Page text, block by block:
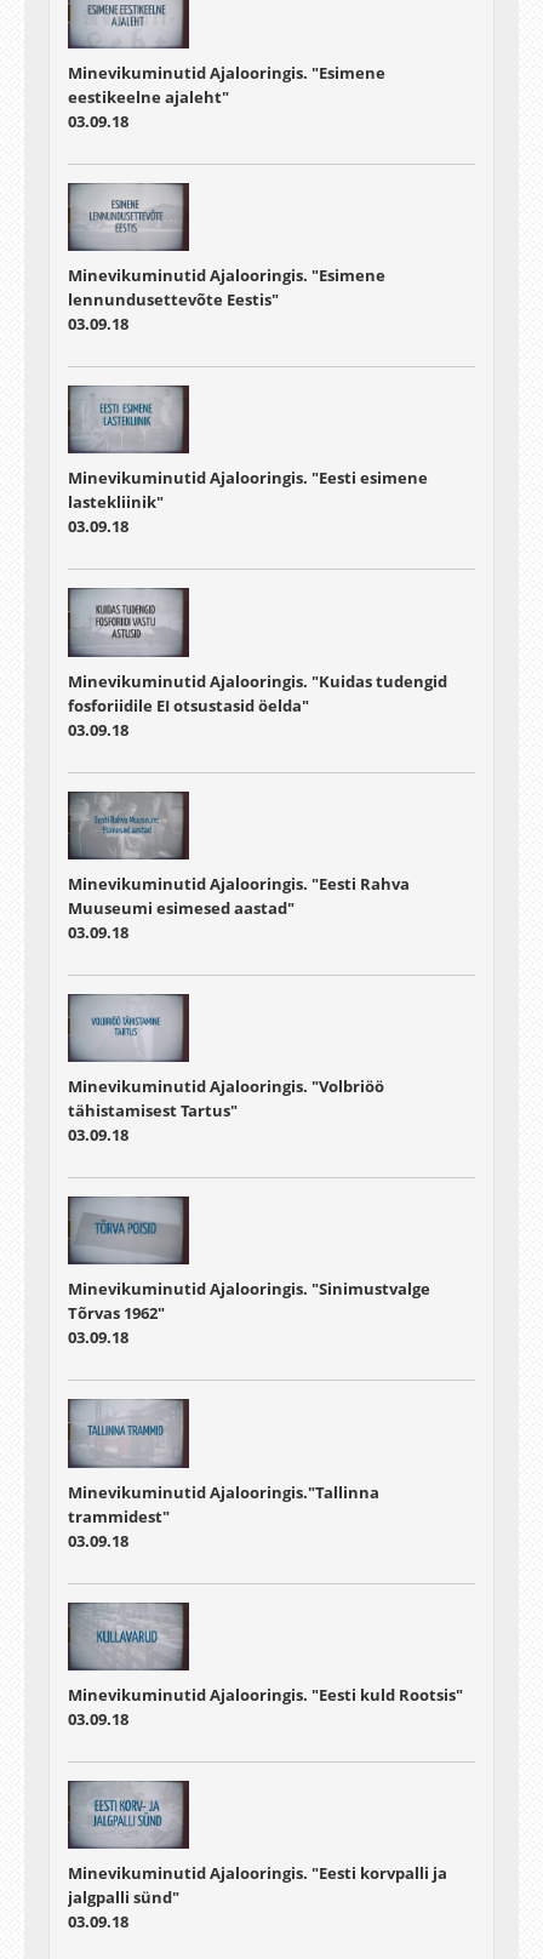
Minevikuminutid Ajalooringis. "Esimene
eestikeelne ajaleht"
03.09.18
Minevikuminutid Ajalooringis. "Esimene
lennundusettevõte Eestis"
03.09.18
Minevikuminutid Ajalooringis. "Eesti esimene
lastekliinik"
03.09.18
Minevikuminutid Ajalooringis. "Kuidas tudengid
fosforiidile EI otsustasid öelda"
03.09.18
Minevikuminutid Ajalooringis. "Eesti Rahva
Muuseumi esimesed aastad"
03.09.18
Minevikuminutid Ajalooringis. "Volbriöö
tähistamisest Tartus"
03.09.18
Minevikuminutid Ajalooringis. "Sinimustvalge
Tõrvas 1962"
03.09.18
Minevikuminutid Ajalooringis."Tallinna
trammidest"
03.09.18
Minevikuminutid Ajalooringis. "Eesti kuld Rootsis"
03.09.18
Minevikuminutid Ajalooringis. "Eesti korvpalli ja
jalgpalli sünd"
03.09.18